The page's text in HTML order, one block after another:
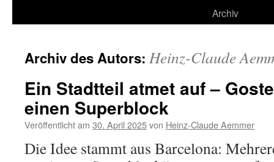
Archiv
Archiv des Autors: Heinz-Claude
Ein Stadtteil atmet auf –
einen Superblock
Veröffentlicht am 30. April 2025von Heinz-Claude Aemmer
Die Idee stammt aus Barcelona: